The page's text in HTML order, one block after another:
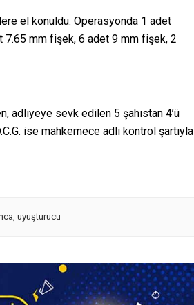
el konuldu. Operasyonda 1 adet
7.65 mm fişek, 6 adet 9 mm fişek, 2
adliyeye sevk edilen 5 şahıstan 4’ü
ise mahkemece adli kontrol şartıyla
, uyuşturucu